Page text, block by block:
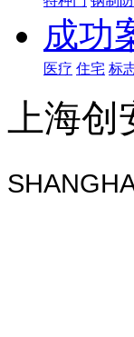
成功
医疗 住宅 标
上海